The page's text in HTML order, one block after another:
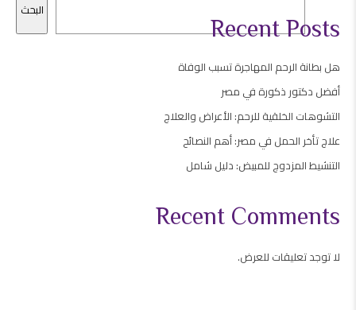
البحث
Recent Posts
هل بطانة الرحم المهاجرة تسبب الوفاة
أفضل دكتور ذكورة في مصر
التشوهات الخلقية للرحم: الأعراض والعلاج
علاج تأخر الحمل في مصر: أهم النصائح
التنشيط المزدوج للمبيض: دليل شامل
Recent Comments
لا توجد تعليقات للعرض.